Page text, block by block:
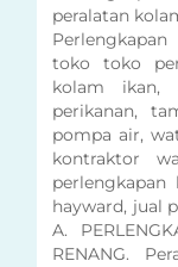
peralatan
toko toko
kolam ikan,
perikanan,
pompa air,
kontraktor
perlengkapan
hayward, jual
A.
RENANG.